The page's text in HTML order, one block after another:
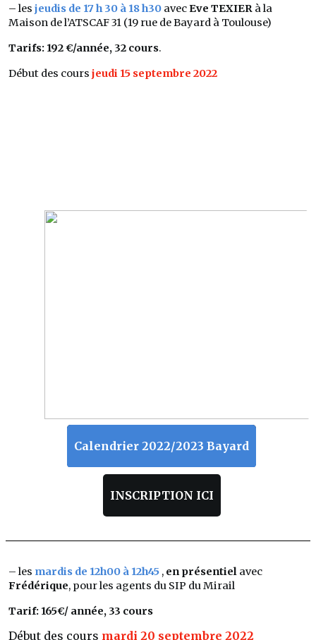
–les jeudis de 17 h 30 à 18 h30 avecEve TEXIER à la
Maison de l’ATSCAF 31 (19 rue de Bayard à Toulouse)
Tarifs: 192 €/année, 32 cours.
Début des cours jeudi 15 septembre 2022
Calendrier 2022/2023 Bayard
INSCRIPTION ICI
– les mardis de 12h00 à 12h45 , en présentiel avec
Frédérique, pour les agents du SIP du Mirail
Tarif: 165€/ année, 33 cours
Début des cours mardi 20 septembre 2022